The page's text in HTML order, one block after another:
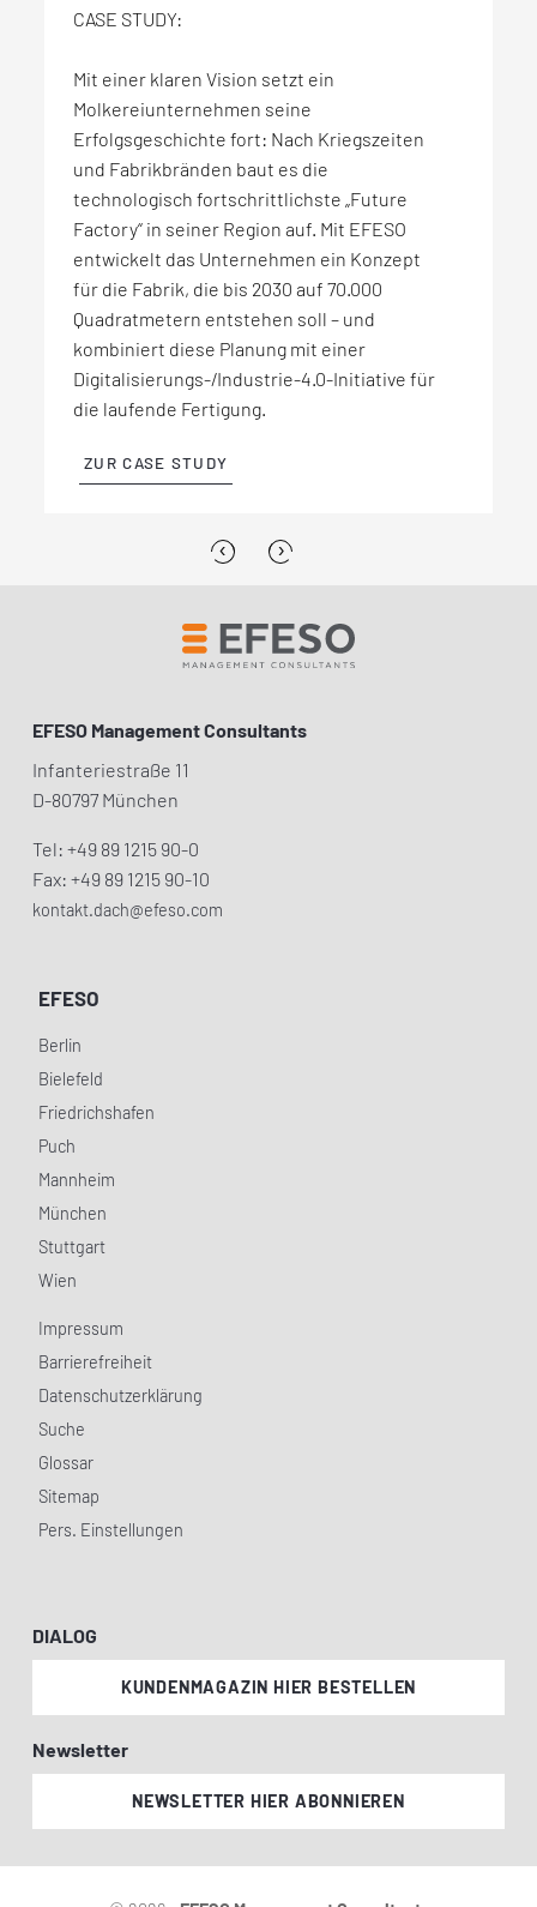
‹
CASE STUDY:
Mit einer klaren Vision setzt ein
Molkereiunternehmen seine
Erfolgsgeschichte fort: Nach Kriegszeiten
und Fabrikbränden baut es die
technologisch fortschrittlichste „Future
Factory“ in seiner Region auf. Mit EFESO
entwickelt das Unternehmen ein Konzept
für die Fabrik, die bis 2030 auf 70.000
Quadratmetern entstehen soll – und
kombiniert diese Planung mit einer
Digitalisierungs-/Industrie-4.0-Initiative für
die laufende Fertigung.
ZUR CASE STUDY
CASE STUDY:
Ein Start-up im Bereich Klimatech will sich
innerhalb von nur vier Jahren als einer der
volumenstärksten europäischen
Wärmepumpenhersteller positionieren. Um
dieses ambitionierte Ziel zu erreichen,
entwickelt EFESO ein Produktions- und
Materialflussplanung für den Aufbau der
geplanten Gigafactory und sorgt durch ein
Smart FactoryKonzept für eine schnelle
Skalierbarkeitder Fertigungskapazitäten.
ZUR CASE STUDY
›
EFESO Management Consultants
Infanteriestraße 11
D-80797 München
Tel: +49 89 1215 90-0
Fax: +49 89 1215 90-10
kontakt.dach@efeso.com
EFESO
Berlin
Bielefeld
Friedrichshafen
Puch
Mannheim
München
Stuttgart
Wien
Impressum
Barrierefreiheit
Datenschutzerklärung
Suche
Glossar
Sitemap
Pers. Einstellungen
DIALOG
KUNDENMAGAZIN HIER BESTELLEN
Newsletter
NEWSLETTER HIER ABONNIEREN